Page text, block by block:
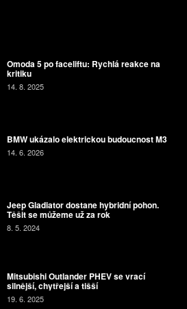
Omoda 5 po faceliftu: Rychlá reakce na
kritiku
14. 8. 2025
BMW ukázalo elektrickou budoucnost M3
14. 6. 2026
Jeep Gladiator dostane hybridní pohon.
Těšit se můžeme už za rok
8. 5. 2024
Mitsubishi Outlander PHEV se vrací
silnější, chytřejší a tišší
19. 6. 2025